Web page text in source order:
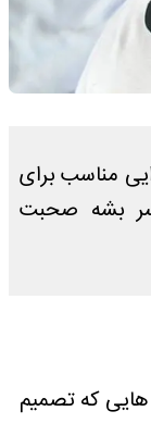
مناسب برای
بشه صحبت
هایی که تصمیم